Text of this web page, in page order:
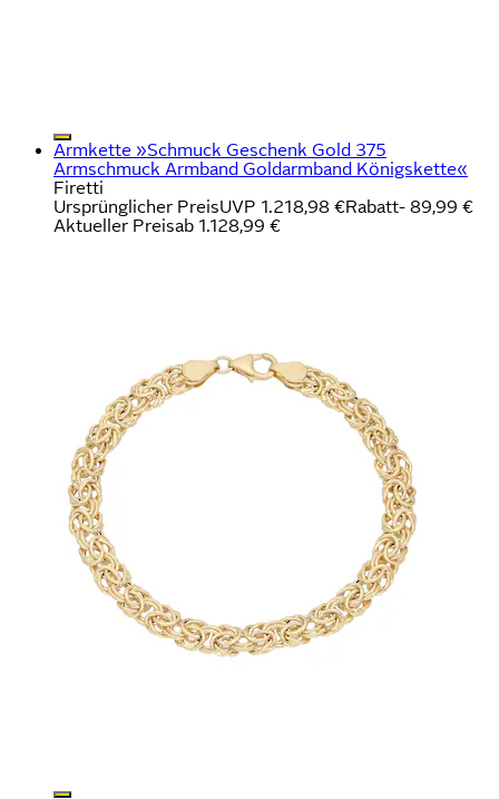
Armkette »Schmuck Geschenk Gold 375
Armschmuck Armband Goldarmband Königskette«
Firetti
Ursprünglicher PreisUVP 1.218,98 €Rabatt- 89,99 €
Aktueller Preisab 1.128,99 €